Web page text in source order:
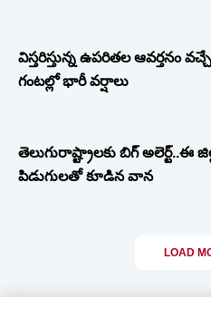
విస్తరిస్తున్న ఉపరితల ఆవర్తనం
గంటల్లో భారీ వర్షాలు
తెలుగురాష్ట్రాలకు బిగ్‌ అలెర్ట్..ఈ
పిడుగులతో కూడిన వాన
LOAD